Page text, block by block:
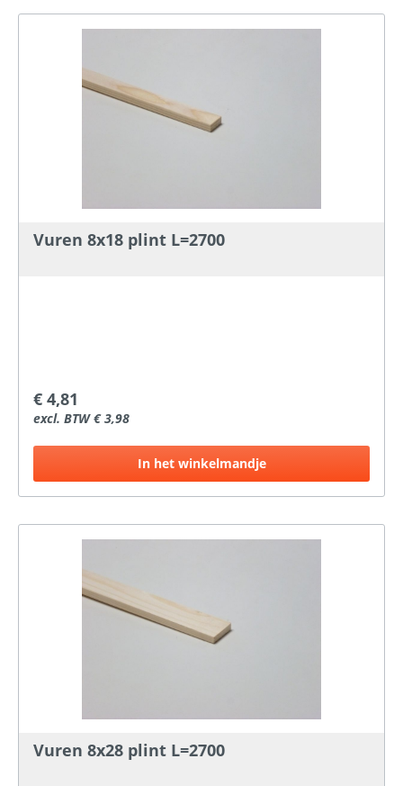
Vuren 8x18 plint L=2700
€ 4,81
excl. BTW € 3,98
In het winkelmandje
Vuren 8x28 plint L=2700